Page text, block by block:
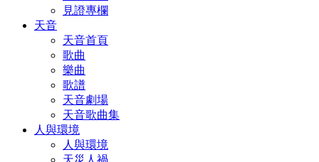
見證專欄
天音
天音首頁
歌曲
樂曲
歌譜
天音劇場
天音歌曲集
人與環境
人與環境
天災人禍